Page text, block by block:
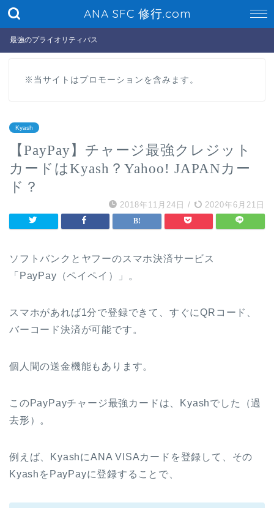
ANA SFC 修行.com
最強のプライオリティパス
※当サイトはプロモーションを含みます。
Kyash
【PayPay】チャージ最強クレジット
カードはKyash？Yahoo! JAPANカー
ド？
2018年11月24日 / 2020年6月21日
ソフトバンクとヤフーのスマホ決済サービス
「PayPay（ペイペイ）」。
スマホがあれば1分で登録できて、すぐにQRコード、
バーコード決済が可能です。
個人間の送金機能もあります。
このPayPayチャージ最強カードは、Kyashでした（過
去形）。
例えば、KyashにANA VISAカードを登録して、その
KyashをPayPayに登録することで、